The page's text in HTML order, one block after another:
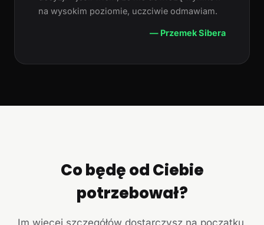
na wysokim poziomie, uczciwie odmawiam.
— Przemek Sibera
Co będę od Ciebie
potrzebował?
Im więcej szczegółów dostarczysz na początku,